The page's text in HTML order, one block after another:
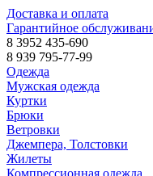
Доставка и оплата
Гарантийное
8 3952 435-690
8 939 795-77-99
Одежда
Мужская одежда
Куртки
Брюки
Ветровки
Джемпера, Толстовки
Жилеты
Компрессионная одежда